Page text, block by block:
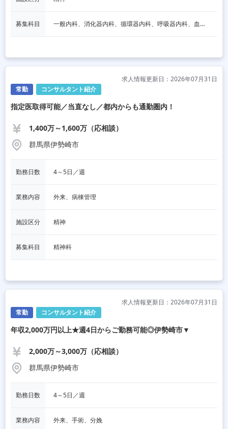
募集科目 一般内科、消化器内科、循環器内科、呼吸器内科、血液内科、脳神経内科、内分泌内科、老人内科、その他
常勤 コンサルタント紹介
求人情報更新日：2026年07月31日
指定医取得可能／当直なし／都内からも通勤圏内！
1,400万～1,600万（応相談）
群馬県伊勢崎市
勤務日数 4～5日／週
業務内容 外来、病棟管理
施設区分 精神
募集科目 精神科
常勤 コンサルタント紹介
求人情報更新日：2026年07月31日
年収2,000万円以上★週4日からご勤務可能◎伊勢崎市▼
2,000万～3,000万（応相談）
群馬県伊勢崎市
勤務日数 4～5日／週
業務内容 外来、手術、分娩